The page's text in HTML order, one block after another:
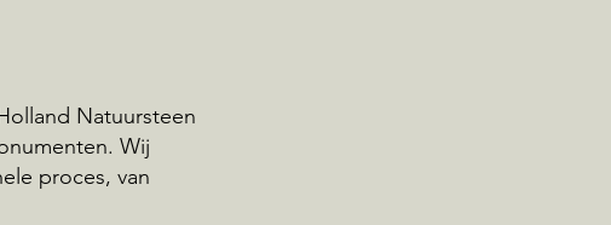
Natuursteen
Wij
proces, van